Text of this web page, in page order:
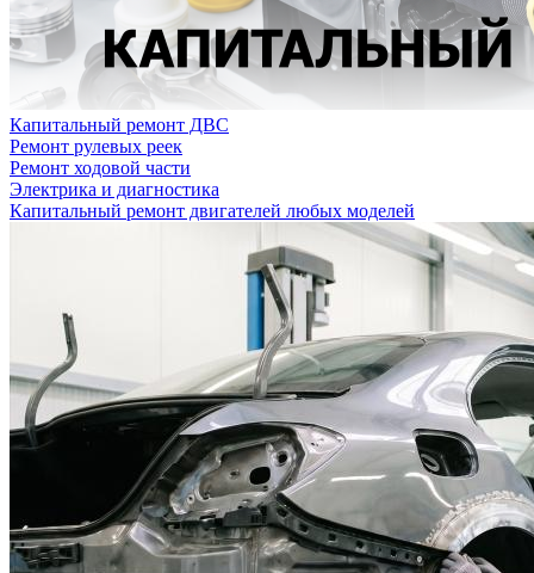
Капитальный ремонт ДВС
Ремонт рулевых реек
Ремонт ходовой части
Электрика и диагностика
Капитальный ремонт двигателей любых моделей